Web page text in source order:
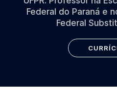
Federal do Paraná e
Federal